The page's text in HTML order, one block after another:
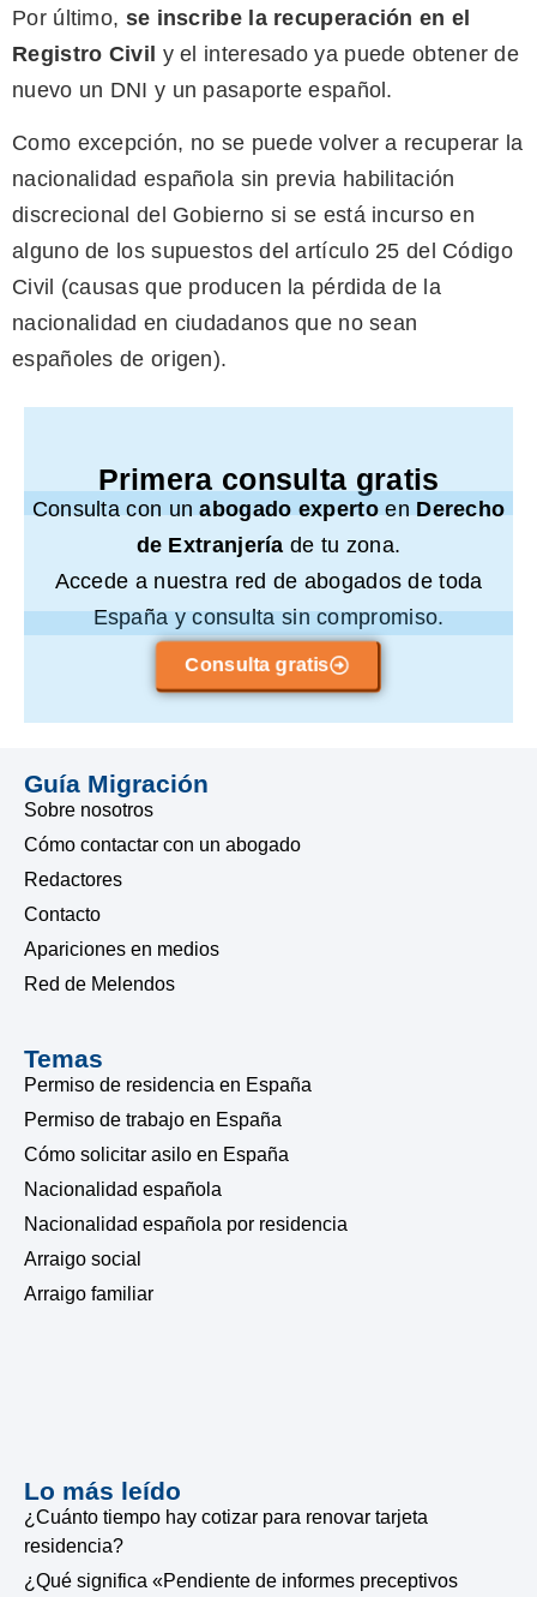
Por último, se inscribe la recuperación en el
Registro Civil y el interesado ya puede obtener de
nuevo un DNI y un pasaporte español.
Como excepción, no se puede volver a recuperar la
nacionalidad española sin previa habilitación
discrecional del Gobierno si se está incurso en
alguno de los supuestos del artículo 25 del Código
Civil (causas que producen la pérdida de la
nacionalidad en ciudadanos que no sean
españoles de origen).
Primera consulta gratis
Consulta con unabogado expertoen Derecho
de Extranjeríade tu zona.
Accede a nuestra red de abogados de toda
España y consulta sin compromiso.
Consulta gratis
Guía Migración
Sobre nosotros
Cómo contactar con un abogado
Redactores
Contacto
Apariciones en medios
Red de Melendos
Temas
Permiso de residencia en España
Permiso de trabajo en España
Cómo solicitar asilo en España
Nacionalidad española
Nacionalidad española por residencia
Arraigo social
Arraigo familiar
Lo más leído
¿Cuánto tiempo hay cotizar para renovar tarjeta
residencia?
¿Qué significa «Pendiente de informes preceptivos